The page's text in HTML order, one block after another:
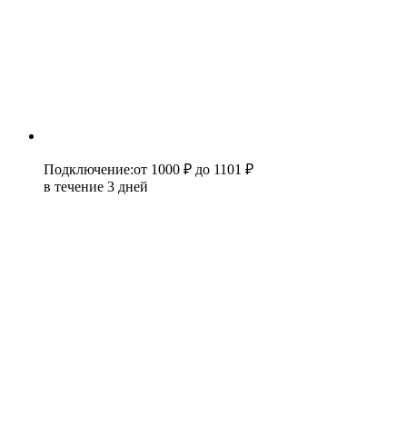
Подключение:от 1000 ₽ до 1101 ₽
в течение 3 дней